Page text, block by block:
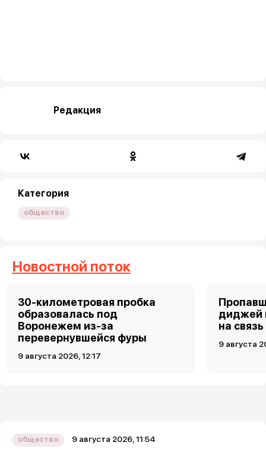
Редакция
Категория
общество
Новостной поток
30-километровая пробка
образовалась под
Воронежем из-за
перевернувшейся фуры
9 августа 2026, 12:17
диджей
на связь
9 августа
общество 9 августа 2026, 11:54